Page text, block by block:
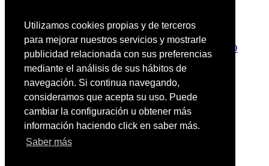
Utilizamos cookies propias y de terceros
para mejorar nuestros servicios y mostrarle
publicidad relacionada con sus preferencias
mediante el análisis de sus hábitos de
navegación. Si continua navegando,
consideramos que acepta su uso. Puede
cambiar la configuración u obtener más
información haciendo click en saber más.
Saber más
PREMIUM
PROTECTORES MALETERO PE
PROTECTORES DE MALETERO CAUCHO
BASIC
ALFOMBRILLAS GOMA PREMIUM
ALFOMBRILLAS GOMA BASIC
OFERTAS
NOVEDADES
CONTACTO